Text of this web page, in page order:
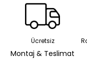
Ücretsiz
Montaj & Teslimat